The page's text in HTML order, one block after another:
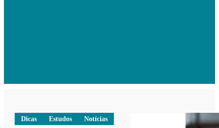
Dicas Estudos Notícias